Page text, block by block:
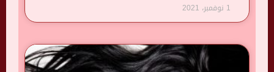
1 نوفمبر، 2021